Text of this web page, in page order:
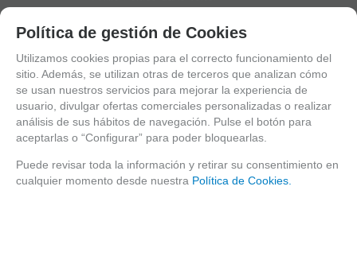
Boquillas
Boquilleros
Cañas
Cortacañas
Deflector Saxo Tenor
Estuches Guardacañas
Política de gestión de Cookies
Utilizamos cookies propias para el correcto funcionamiento del
sitio. Además, se utilizan otras de terceros que analizan cómo
se usan nuestros servicios para mejorar la experiencia de
usuario, divulgar ofertas comerciales personalizadas o realizar
análisis de sus hábitos de navegación. Pulse el botón para
aceptarlas o “Configurar” para poder bloquearlas.
Puede revisar toda la información y retirar su consentimiento en
cualquier momento desde nuestra Política de Cookies.